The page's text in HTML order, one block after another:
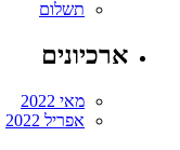
תשלום
ארכיונים
מאי 2022
אפריל 2022